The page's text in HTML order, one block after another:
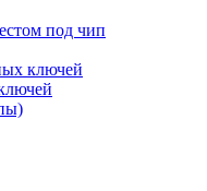
под чип
ключей